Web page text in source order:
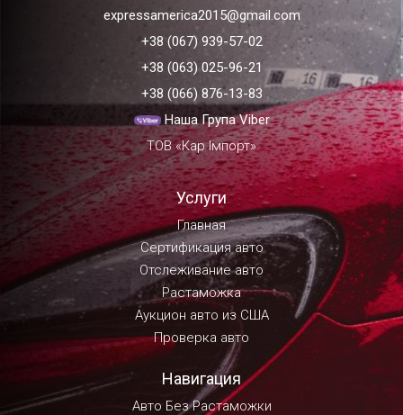
expressamerica2015@gmail.com
+38 (067) 939-57-02
+38 (063) 025-96-21
+38 (066) 876-13-83
Наша Група Viber
ТОВ «Кар Імпорт»
Услуги
Главная
Сертификация авто
Отслеживание авто
Растаможка
Аукцион авто из США
Проверка авто
Навигация
Авто Без Растаможки